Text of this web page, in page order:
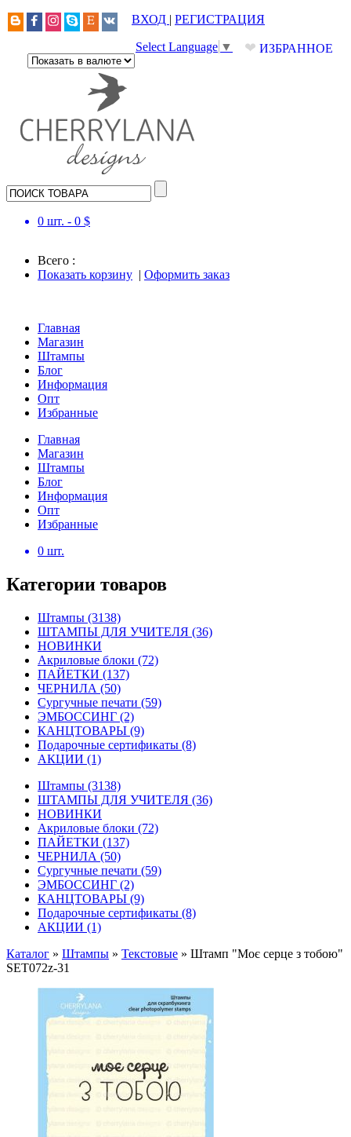
ВХОД | РЕГИСТРАЦИЯ
❤ ИЗБРАННОЕ
Select Language ▼
0 шт. - 0 $
Всего :
Показать корзину | Оформить заказ
Главная
Магазин
Штампы
Блог
Информация
Опт
Избранные
Главная
Магазин
Штампы
Блог
Информация
Опт
Избранные
0 шт.
Категории товаров
Штампы (3138)
ШТАМПЫ ДЛЯ УЧИТЕЛЯ (36)
НОВИНКИ
Акриловые блоки (72)
ПАЙЕТКИ (137)
ЧЕРНИЛА (50)
Сургучные печати (59)
ЭМБОССИНГ (2)
КАНЦТОВАРЫ (9)
Подарочные сертификаты (8)
АКЦИИ (1)
Штампы (3138)
ШТАМПЫ ДЛЯ УЧИТЕЛЯ (36)
НОВИНКИ
Акриловые блоки (72)
ПАЙЕТКИ (137)
ЧЕРНИЛА (50)
Сургучные печати (59)
ЭМБОССИНГ (2)
КАНЦТОВАРЫ (9)
Подарочные сертификаты (8)
АКЦИИ (1)
Каталог » Штампы » Текстовые » Штамп "Моє серце з тобою"
SET072z-31